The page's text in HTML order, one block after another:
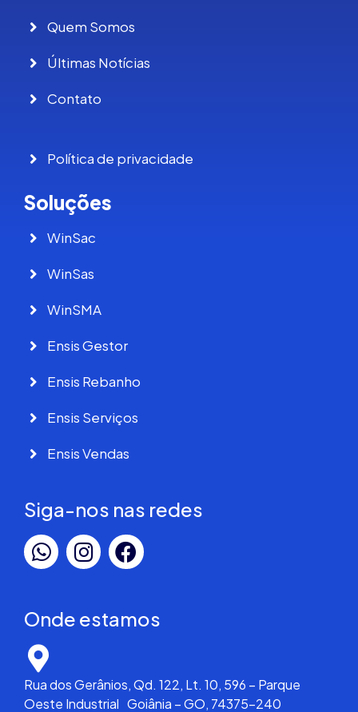
Quem Somos
Últimas Notícias
Contato
Política de privacidade
Soluções
WinSac
WinSas
WinSMA
Ensis Gestor
Ensis Rebanho
Ensis Serviços
Ensis Vendas
Siga-nos nas redes
Onde estamos
Rua dos Gerânios, Qd. 122, Lt. 10, 596 – Parque
Oeste Industrial Goiânia – GO, 74375-240